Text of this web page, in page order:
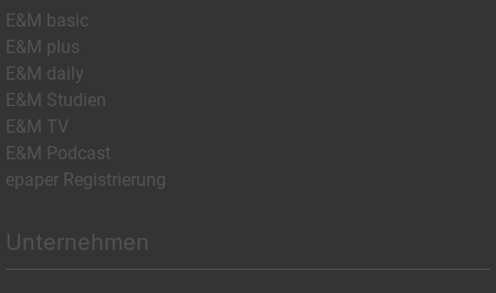
E&M basic
E&M plus
E&M daily
E&M Studien
E&M TV
E&M Podcast
epaper Registrierung
Unternehmen